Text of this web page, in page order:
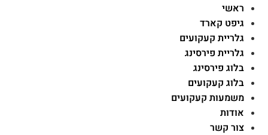
ראשי
גיפט קארד
גלריית קעקועים
גלריית פירסינג
בלוג פירסינג
בלוג קעקועים
משמעות קעקועים
אודות
צור קשר